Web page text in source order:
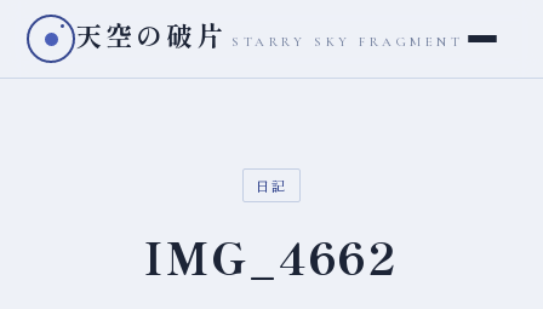
天空の破片 STARRY SKY FRAGMENT
日記
IMG_4662